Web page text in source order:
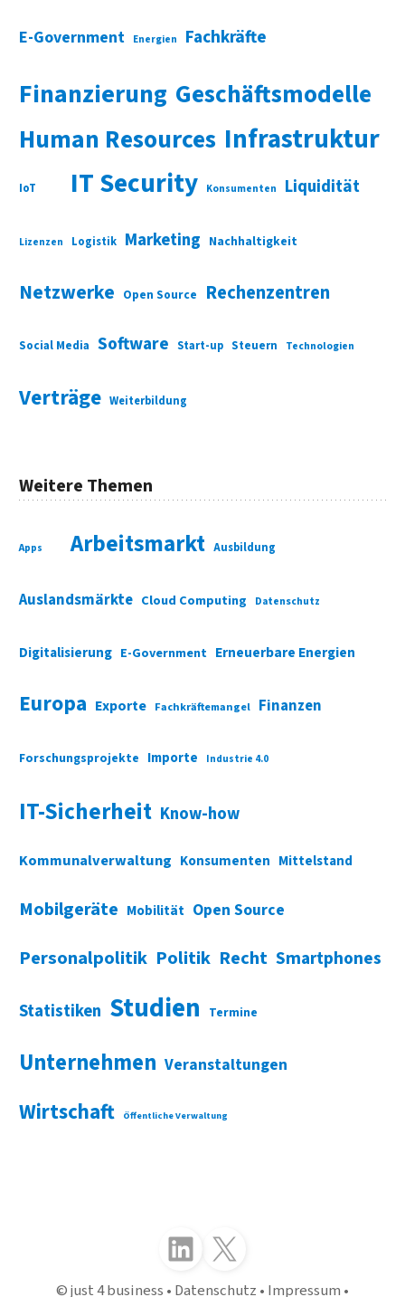
E-Government Energien Fachkräfte
Finanzierung Geschäftsmodelle
Human Resources Infrastruktur
IoT IT Security Konsumenten Liquidität
Lizenzen Logistik Marketing Nachhaltigkeit
Netzwerke Open Source Rechenzentren
Social Media Software Start-up Steuern Technologien
Verträge Weiterbildung
Weitere Themen
Apps Arbeitsmarkt Ausbildung
Auslandsmärkte Cloud Computing Datenschutz
Digitalisierung E-Government Erneuerbare Energien
Europa Exporte Fachkräftemangel Finanzen
Forschungsprojekte Importe Industrie 4.0
IT-Sicherheit Know-how
Kommunalverwaltung Konsumenten Mittelstand
Mobilgeräte Mobilität Open Source
Personalpolitik Politik Recht Smartphones
Statistiken Studien Termine
Unternehmen Veranstaltungen
Wirtschaft Öffentliche Verwaltung
Folgen Sie uns auf LinkedInFolgen Sie uns auf X (Twitter)
just 4 business Datenschutz Impressum